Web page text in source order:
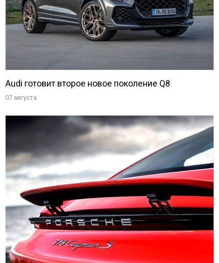
Audi готовит второе новое поколение Q8
07 августа